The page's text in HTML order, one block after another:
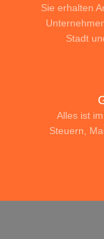
Sie erhalten
Stadt
Alles ist
Steuern,